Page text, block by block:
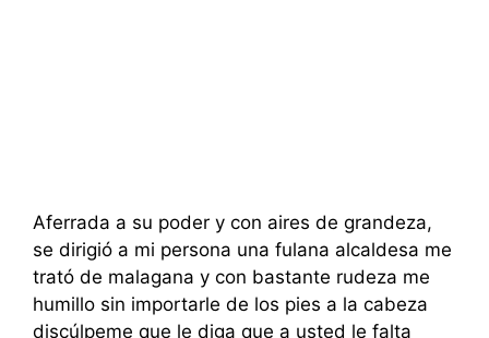
Aferrada a su poder y con aires de grandeza,
se dirigió a mi persona una fulana alcaldesa me
trató de malagana y con bastante rudeza me
humillo sin importarle de los pies a la cabeza
discúlpeme que le diga que a usted le falta